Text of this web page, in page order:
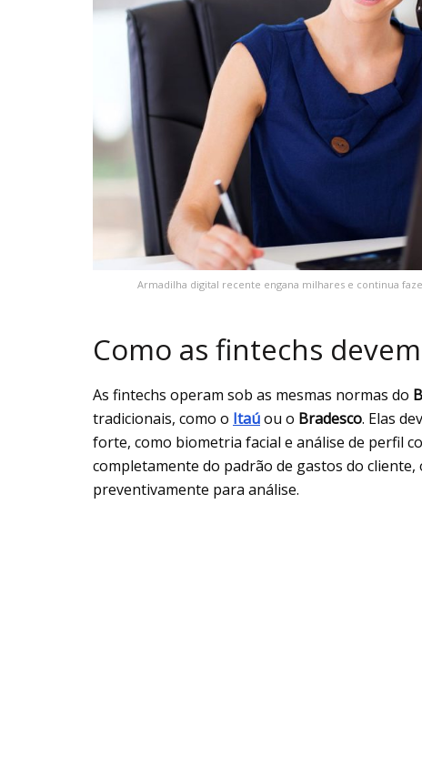
Armadilha digital recente engana milhares e continua
Como as fintechs
As fintechs operam sob as mesmas normas do
tradicionais, como o Itaúou o Bradesco. Elas
forte, como biometria facial e análise de perfil
completamente do padrão de gastos do
preventivamente para análise.